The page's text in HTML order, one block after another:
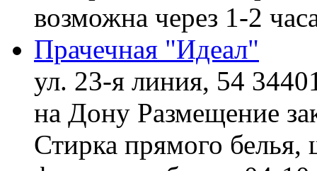
возможна через 1-2
Прачечная "Идеал"
ул. 23-я линия, 54
на Дону Размещение
Стирка прямого